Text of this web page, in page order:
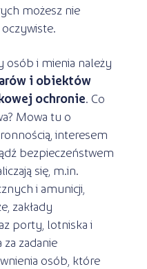
możesz nie
osób i mienia należy
i obiektów
ochronie. Co
Mowa tu o
interesem
bezpieczeństwem
się, m.in.
i amunicji,
zakłady
porty, lotniska i
zadanie
osób, które